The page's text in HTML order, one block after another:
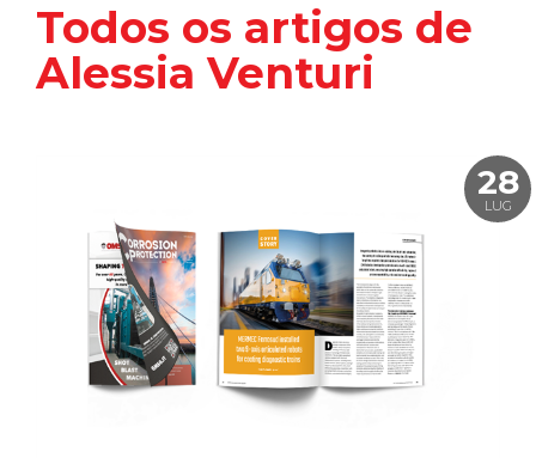
Todos os artigos de
Alessia Venturi
28
LUG